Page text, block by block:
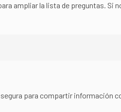
ampliar la lista de preguntas. Si
para compartir información